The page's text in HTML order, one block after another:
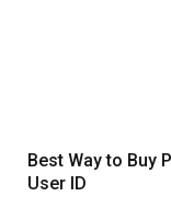
Best Way to Buy
User ID